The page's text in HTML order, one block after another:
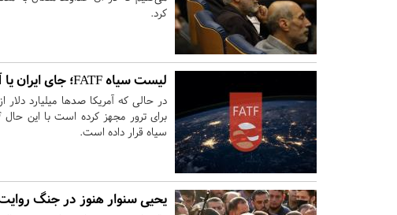
کرد.
لیست سیاه FATF؛ جای ایران یا آمریکا؟
در حالی که آمریکا صدها میلیارد
سیاه قرار داده است.
یحیی سنوار هنوز در جنگ